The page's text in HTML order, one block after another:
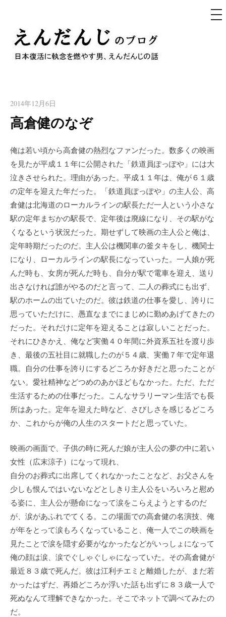
ン
テ
キ
プ
メ
ニ
2014年12月6日
高倉健のなぞ
俺は若い頃から高倉健の熱烈なファンだった。数多くの映画
を見たが平成１１年に公開された「鉄道員ぽっぽや」には大
泣きさせられた。理由があった。平成１１年は、俺が６１歳
の定年を迎えた年だった。「鉄道員ぽっぽや」の主人公、高
倉健は北海道のローカルラインの駅長ただ一人という小さな
駅の定年まぢかの駅長で、定年後は廃線になり、その駅がな
くなるという状況だった。期せずして映画の主人公と俺は、
定年時期だったのだ。主人公は機関車の釜タキをし、機関士
になり、ローカルラインの駅長になっていった。一人娘が死
んだ時も、女房が死んだ時も、自分が駅で電車を迎え、送り
出さなければ誰がやるのだと言って、二人の葬式にも出ず、
駅のホームの出ていたのだ。彼は鉄道の仕事を愛し、誇りに
思っていただけに、愚直なまでにまじめに勤めあげてきたの
だった。それだけに定年を迎えることは寂しいことだった。
それにひきかえ、俺など実働４０年間に外資系五社を渡り歩
き、最後の五社目に就職したのが５４歳、実働７年で定年退
職。自分の仕事を誇りにするどころか好きだと思ったことが
ない。愛社精神などつめのあかほどもなかった。ただ、ただ
生活するための仕事だった。こんなサラリーマン生活でも長
所はあった。定年を迎えた時など、さびしさを感じるどころ
か、これからが俺の人生のスタートだと思っていた。
映画の画面で、子供の時に死んだ娘が主人公の夢の中に若い
女性（広末涼子）になって現れ、
自分のお葬式に出席してくれなかったことなど、お父さんを
少しも恨んではいないなどとしきり主人公をいろいろと慰め
る姿に、主人公が懸命になって涙をこらえようとするのだ
が、涙があふれでてくる。この場面での高倉健の名演技、俺
が年をとって涙もろくなっていること、俺一人でこの映画を
見たことで涙を隠す必要がなかったなどがいっしょになって
俺の顔は涙、涙でぐしゃぐしゃになっていた。その高倉健が
最近８３歳で死んだ。彼は江利チエミと離婚したが、まだ若
かったはずだ、再婚どころか浮いた話も出ずに８３歳一人で
死ぬなんて理解できなかった。そこでネットで調べてみたの
だ。